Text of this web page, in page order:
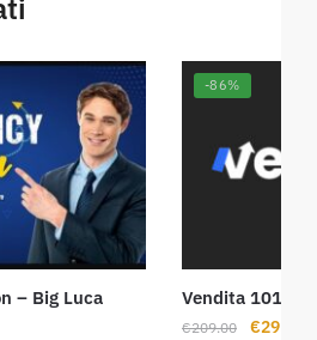
– Big Luca
-86%
Vendita 101 –
€209.00 Il
€29.00